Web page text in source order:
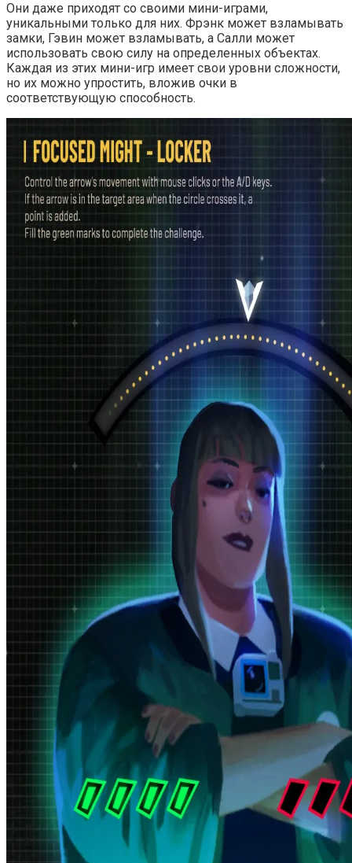
Они даже приходят со своими мини-играми,
уникальными только для них. Фрэнк может взламывать
замки, Гэвин может взламывать, а Салли может
использовать свою силу на определенных объектах.
Каждая из этих мини-игр имеет свои уровни сложности,
но их можно упростить, вложив очки в
соответствующую способность.